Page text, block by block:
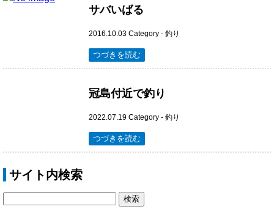
サバいばる
2016.10.03 Category - 釣り
つづきを読む
冠島付近で釣り
2022.07.19 Category - 釣り
つづきを読む
サイト内検索